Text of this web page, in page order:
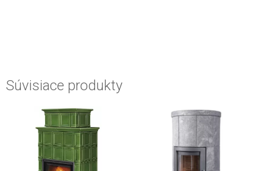
Súvisiace produkty